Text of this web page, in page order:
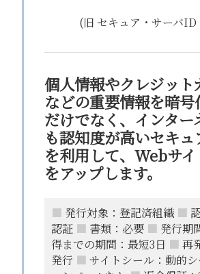
(旧 セキュア・サーバID
個人情報やクレジット
などの重要情報を暗号
だけでなく、インター
も認知度が高いセキ
を利用して、Webサ
をアップします。
■ 発行対象：登記済組織 ■
認証 ■ 書類：必要 ■ 発行期
得までの期間：最短3日 ■ 再
発行 ■ サイトシール：動的